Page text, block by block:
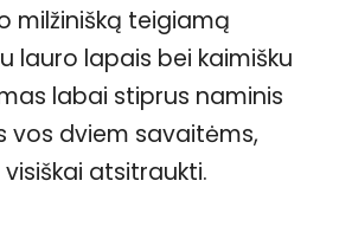
milžinišką teigiamą
lauro lapais bei kaimišku
labai stiprus naminis
vos dviem savaitėms,
atsitraukti.